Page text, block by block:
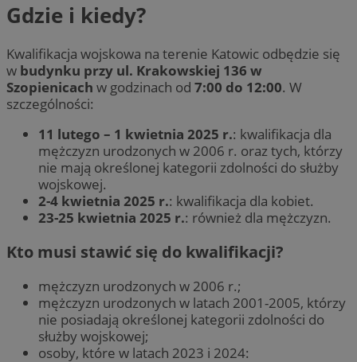
Gdzie i kiedy?
Kwalifikacja wojskowa na terenie Katowic odbędzie się
w budynku przy ul. Krakowskiej 136 w
Szopienicach w godzinach od 7:00 do 12:00. W
szczególności:
11 lutego – 1 kwietnia 2025 r.: kwalifikacja dla
mężczyzn urodzonych w 2006 r. oraz tych, którzy
nie mają określonej kategorii zdolności do służby
wojskowej.
2-4 kwietnia 2025 r.: kwalifikacja dla kobiet.
23-25 kwietnia 2025 r.: również dla mężczyzn.
Kto musi stawić się do kwalifikacji?
mężczyzn urodzonych w 2006 r.;
mężczyzn urodzonych w latach 2001-2005, którzy
nie posiadają określonej kategorii zdolności do
służby wojskowej;
osoby, które w latach 2023 i 2024: